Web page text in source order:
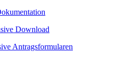
Download
Antragsformularen